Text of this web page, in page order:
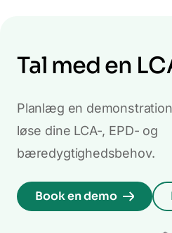
Tal med en
Planlæg en
løse dine LCA-, EPD- og
bæredygtighedsbehov.
Book en demo